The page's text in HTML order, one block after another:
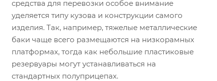
средства для перевозки особое внимание
уделяется типу кузова и конструкции самого
изделия. Так, например, тяжелые металлические
баки чаще всего размещаются на низкорамных
платформах, тогда как небольшие пластиковые
резервуары могут устанавливаться на
стандартных полуприцепах.